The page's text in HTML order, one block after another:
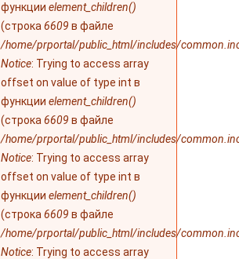
функции element_children()
(строка 6609 в файле
/home/prportal/public_html/includes/
Notice: Trying to access array
offset on value of type int в
функции element_children()
(строка 6609 в файле
/home/prportal/public_html/includes/
Notice: Trying to access array
offset on value of type int в
функции element_children()
(строка 6609 в файле
/home/prportal/public_html/includes/
Notice: Trying to access array